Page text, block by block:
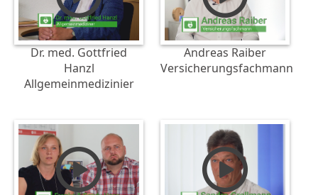
Dr. med. Gottfried
Hanzl
Allgemeinmedizinier
Andreas Raiber
Versicherungsfachmann